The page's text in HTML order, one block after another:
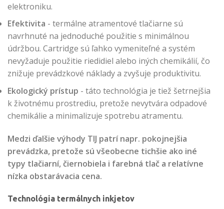
elektroniku.
Efektivita - termálne atramentové tlačiarne sú
navrhnuté na jednoduché použitie s minimálnou
údržbou. Cartridge sú ľahko vymeniteľné a systém
nevyžaduje použitie riedidiel alebo iných chemikálií, čo
znižuje prevádzkové náklady a zvyšuje produktivitu.
Ekologický prístup - táto technológia je tiež šetrnejšia
k životnému prostrediu, pretože nevytvára odpadové
chemikálie a minimalizuje spotrebu atramentu.
Medzi ďalšie výhody TIJ patrí napr. pokojnejšia
prevádzka, pretože sú všeobecne tichšie ako iné
typy tlačiarní, čiernobiela i farebná tlač a relatívne
nízka obstarávacia cena.
Technológia termálnych inkjetov